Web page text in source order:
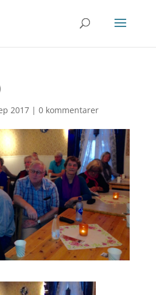
2017| 0 kommentarer